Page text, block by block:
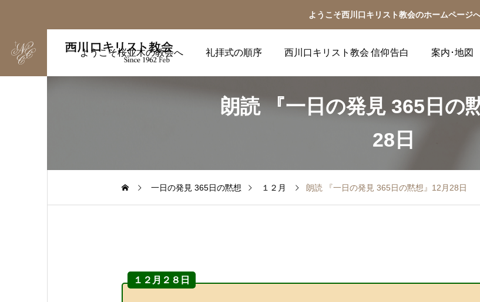
ようこそ西川口キリスト教会のホームページ
ようこそ桜並木の教会へ 礼拝式の順序 西川口キリスト教会 信仰告白 案内･地図
朗読 『一日の発見 365日の
28日
一日の発見 365日の黙想 １２月 朗読 『一日の発見 365日の黙想』12月28日
１２月２８日